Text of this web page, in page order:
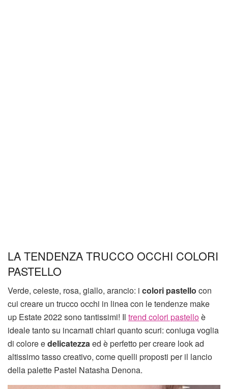
LA TENDENZA TRUCCO OCCHI COLORI
PASTELLO
Verde, celeste, rosa, giallo, arancio: i colori pastello con
cui creare un trucco occhi in linea con le tendenze make
up Estate 2022 sono tantissimi! Il trend colori pastelloè
ideale tanto su incarnati chiari quanto scuri: coniuga voglia
di colore edelicatezzaed è perfetto per creare look ad
altissimo tasso creativo, come quelli proposti per il lancio
della palette Pastel Natasha Denona.